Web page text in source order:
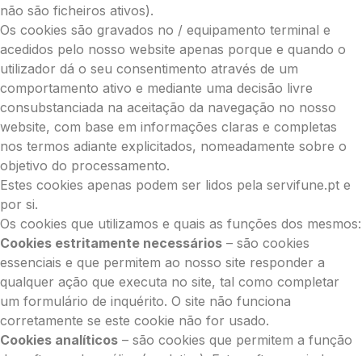
não são ficheiros ativos).
Os cookies são gravados no / equipamento terminal e
acedidos pelo nosso website apenas porque e quando o
utilizador dá o seu consentimento através de um
comportamento ativo e mediante uma decisão livre
consubstanciada na aceitação da navegação no nosso
website, com base em informações claras e completas
nos termos adiante explicitados, nomeadamente sobre o
objetivo do processamento.
Estes cookies apenas podem ser lidos pela servifune.pt e
por si.
Os cookies que utilizamos e quais as funções dos mesmos:
Cookies estritamente necessários – são cookies
essenciais e que permitem ao nosso site responder a
qualquer ação que executa no site, tal como completar
um formulário de inquérito. O site não funciona
corretamente se este cookie não for usado.
Cookies analíticos – são cookies que permitem a função